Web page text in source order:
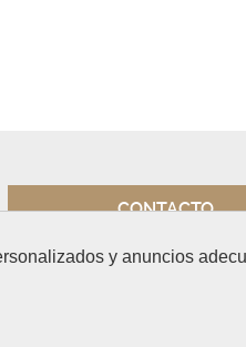
y anuncios
CONTACTO